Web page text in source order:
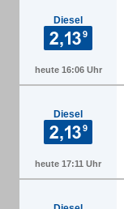
Diesel
heute 16:06 Uhr
Diesel
heute 17:11 Uhr